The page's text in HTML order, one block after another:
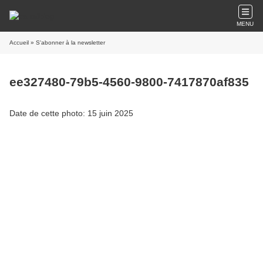
MENU
Accueil » S'abonner à la newsletter
ee327480-79b5-4560-9800-7417870af835
Date de cette photo: 15 juin 2025